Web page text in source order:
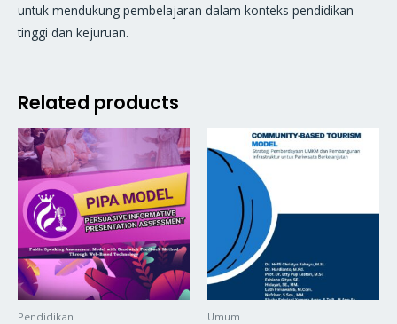
untuk mendukung pembelajaran dalam konteks pendidikan
tinggi dan kejuruan.
Related products
Pendidikan Umum